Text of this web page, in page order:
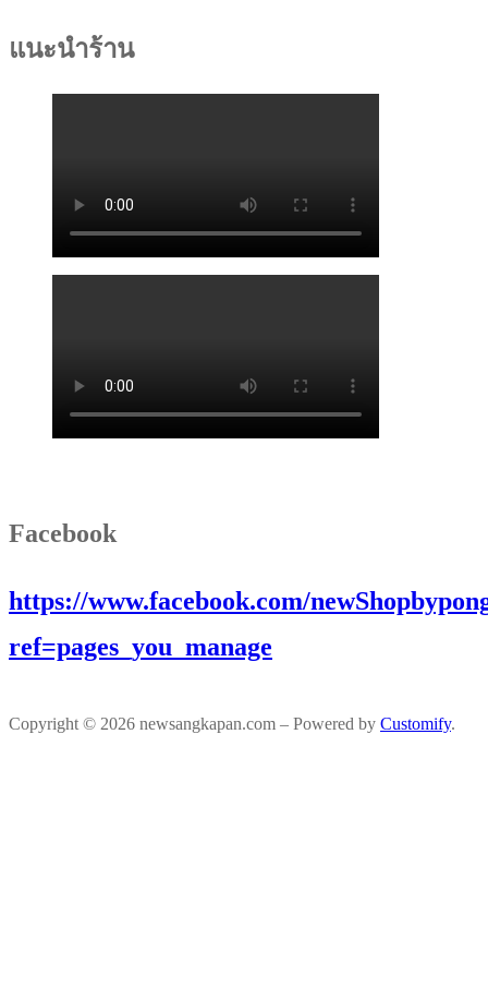
แนะนำร้าน
Facebook
https://www.facebook.com/
ref=pages_you_manage
Copyright © 2026 newsangkapan.com – Powered by Customify.